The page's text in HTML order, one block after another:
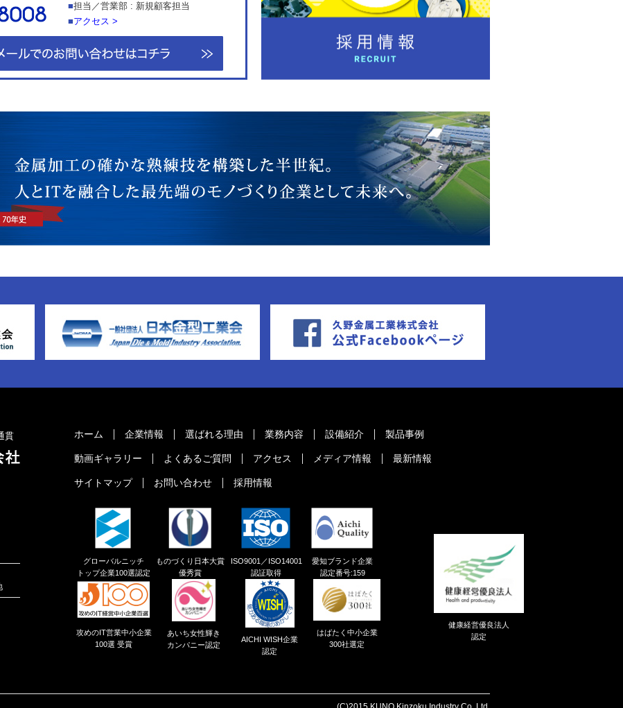
担当／営業部 : 新規顧客担当
アクセス >
貫
ホーム 企業情報 選ばれる理由 業務内容 設備紹介 製品事例
動画ギャラリー よくあるご質問 アクセス メディア情報 最新情報
サイトマップ お問い合わせ 採用情報
グローバルニッチ
トップ企業100選認定
ものづくり日本大賞
優秀賞
ISO9001／ISO14001
認証取得
愛知ブランド企業
認定番号:159
攻めのIT営業中小企業
100選 受賞
あいち女性輝き
カンパニー認定
AICHI WISH企業
認定
はばたく中小企業
300社選定
健康経営優良法人
認定